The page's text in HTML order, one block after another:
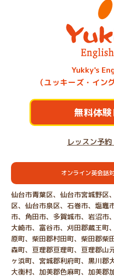
Yukky's
（ユッキーズ・イン
無料体
レッスン予約
オンライン英会話
仙台市青葉区、仙台市宮城野区
区、仙台市泉区、石巻市、塩竈
市、角田市、多賀城市、岩沼市
大崎市、富谷市、刈田郡蔵王町
原町、柴田郡村田町、柴田郡柴
森町、亘理郡亘理町、亘理郡山
ヶ浜町、宮城郡利府町、黒川郡
大衡村、加美郡色麻町、加美郡